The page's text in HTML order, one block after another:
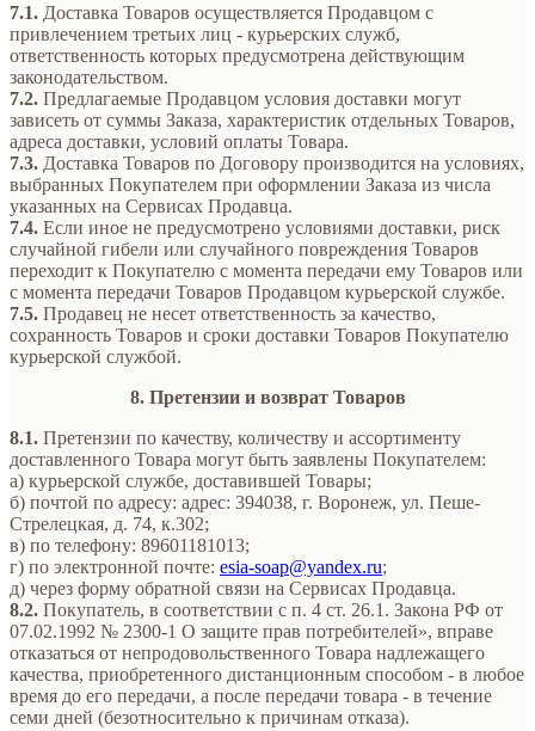
7.1. Доставка Товаров осуществляется Продавцом с
привлечением третьих лиц - курьерских служб,
ответственность которых предусмотрена действующим
законодательством.
7.2. Предлагаемые Продавцом условия доставки могут
зависеть от суммы Заказа, характеристик отдельных Товаров,
адреса доставки, условий оплаты Товара.
7.3. Доставка Товаров по Договору производится на условиях,
выбранных Покупателем при оформлении Заказа из числа
указанных на Сервисах Продавца.
7.4. Если иное не предусмотрено условиями доставки, риск
случайной гибели или случайного повреждения Товаров
переходит к Покупателю с момента передачи ему Товаров или
с момента передачи Товаров Продавцом курьерской службе.
7.5. Продавец не несет ответственность за качество,
сохранность Товаров и сроки доставки Товаров Покупателю
курьерской службой.
8. Претензии и возврат Товаров
8.1. Претензии по качеству, количеству и ассортименту
доставленного Товара могут быть заявлены Покупателем:
а) курьерской службе, доставившей Товары;
б) почтой по адресу: адрес: 394038, г. Воронеж, ул. Пеше-
Стрелецкая, д. 74, к.302;
в) по телефону: 89601181013;
г) по электронной почте: esia-soap@yandex.ru;
д) через форму обратной связи на Сервисах Продавца.
8.2. Покупатель, в соответствии с п. 4 ст. 26.1. Закона РФ от
07.02.1992 № 2300-1 О защите прав потребителей», вправе
отказаться от непродовольственного Товара надлежащего
качества, приобретенного дистанционным способом - в любое
время до его передачи, а после передачи товара - в течение
семи дней (безотносительно к причинам отказа).